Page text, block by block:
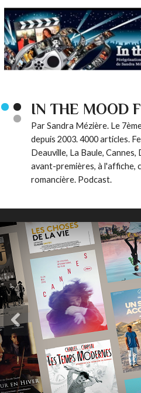
IN THE MOOD
Par Sandra Mézière. Le
depuis 2003. 4000 articles.
Deauville, La Baule, Cannes,
avant-premières, à l'affiche,
romancière. Podcast.